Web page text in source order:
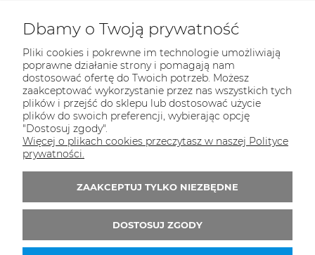
Skontaktuj się z nami!
Masz pytania? Zadzwoń - pomożemy!
Na magazynie mamy 30 000 produktów.
Tel.:
32 70 50 250
Zapisz się do newslettera
Dbamy o Twoją prywatność
Pliki cookies i pokrewne im technologie umożliwiają
poprawne działanie strony i pomagają nam
dostosować ofertę do Twoich potrzeb. Możesz
zaakceptować wykorzystanie przez nas wszystkich tych
plików i przejść do sklepu lub dostosować użycie
plików do swoich preferencji, wybierając opcję
"Dostosuj zgody".
Więcej o plikach cookies przeczytasz w naszej Polityce
prywatności.
ZAAKCEPTUJ TYLKO NIEZBĘDNE
DOSTOSUJ ZGODY